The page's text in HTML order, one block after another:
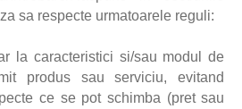
sa respecte urmatoarele reguli:
caracteristici si/sau modul de
produs sau serviciu, evitand
ce se pot schimba (pret sau